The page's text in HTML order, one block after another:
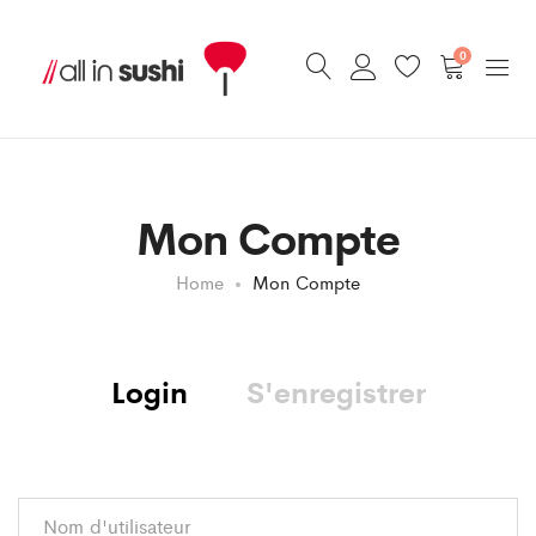
0
Mon Compte
Home Mon Compte
Login S'enregistrer